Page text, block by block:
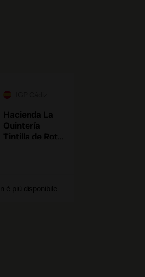
Hacienda La
Quintería
Tintilla de Rota
è più disponibile